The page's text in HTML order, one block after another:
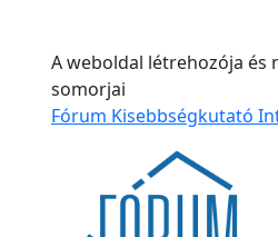
A weboldal létrehozója és
somorjai
Fórum Kisebbségkutató